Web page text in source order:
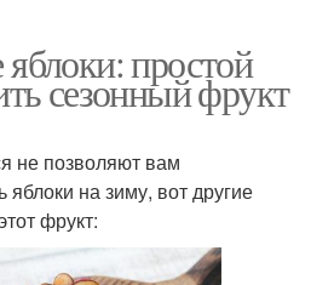
простой
сезонный фрукт
не позволяют вам
яблоки на зиму, вот другие
фрукт: